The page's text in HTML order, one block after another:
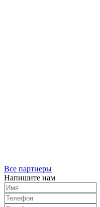
Все партнеры
Напишите нам